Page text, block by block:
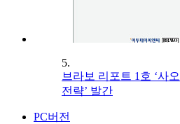
5.
브라보 리포트 1호 ‘사
전략’ 발간
PC버전